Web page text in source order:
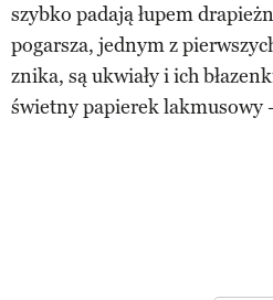
szybko padają łupem
pogarsza, jednym z
znika, są ukwiały i ich
świetny papierek lakmusowy